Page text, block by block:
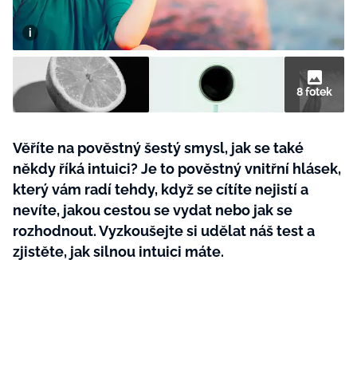
ROČNÍ PŘEDPLATNÉ SVĚT ŽENY +
SADA PRODUKTŮ MANA (10 ks)
8 fotek
Věříte na pověstný šestý smysl, jak se také
někdy říká intuici? Je to pověstný vnitřní hlásek,
který vám radí tehdy, když se cítíte nejistí a
nevíte, jakou cestou se vydat nebo jak se
rozhodnout. Vyzkoušejte si udělat náš test a
zjistěte, jak silnou intuici máte.